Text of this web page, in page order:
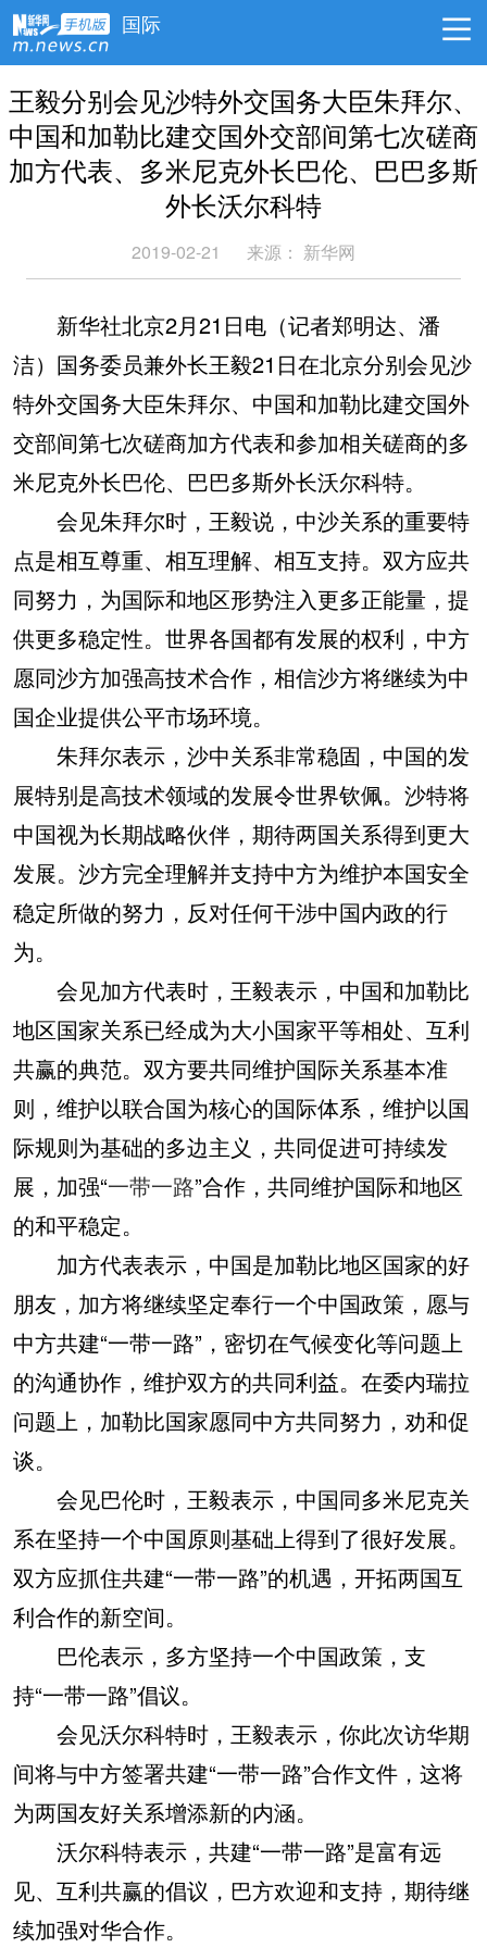
国际
王毅分别会见沙特外交国务大臣朱拜尔、
中国和加勒比建交国外交部间第七次磋商
加方代表、多米尼克外长巴伦、巴巴多斯
外长沃尔科特
2019-02-21 来源： 新华网
新华社北京2月21日电（记者郑明达、潘
洁）国务委员兼外长王毅21日在北京分别会见沙
特外交国务大臣朱拜尔、中国和加勒比建交国外
交部间第七次磋商加方代表和参加相关磋商的多
米尼克外长巴伦、巴巴多斯外长沃尔科特。
会见朱拜尔时，王毅说，中沙关系的重要特
点是相互尊重、相互理解、相互支持。双方应共
同努力，为国际和地区形势注入更多正能量，提
供更多稳定性。世界各国都有发展的权利，中方
愿同沙方加强高技术合作，相信沙方将继续为中
国企业提供公平市场环境。
朱拜尔表示，沙中关系非常稳固，中国的发
展特别是高技术领域的发展令世界钦佩。沙特将
中国视为长期战略伙伴，期待两国关系得到更大
发展。沙方完全理解并支持中方为维护本国安全
稳定所做的努力，反对任何干涉中国内政的行
为。
会见加方代表时，王毅表示，中国和加勒比
地区国家关系已经成为大小国家平等相处、互利
共赢的典范。双方要共同维护国际关系基本准
则，维护以联合国为核心的国际体系，维护以国
际规则为基础的多边主义，共同促进可持续发
展，加强“一带一路”合作，共同维护国际和地区
的和平稳定。
加方代表表示，中国是加勒比地区国家的好
朋友，加方将继续坚定奉行一个中国政策，愿与
中方共建“一带一路”，密切在气候变化等问题上
的沟通协作，维护双方的共同利益。在委内瑞拉
问题上，加勒比国家愿同中方共同努力，劝和促
谈。
会见巴伦时，王毅表示，中国同多米尼克关
系在坚持一个中国原则基础上得到了很好发展。
双方应抓住共建“一带一路”的机遇，开拓两国互
利合作的新空间。
巴伦表示，多方坚持一个中国政策，支
持“一带一路”倡议。
会见沃尔科特时，王毅表示，你此次访华期
间将与中方签署共建“一带一路”合作文件，这将
为两国友好关系增添新的内涵。
沃尔科特表示，共建“一带一路”是富有远
见、互利共赢的倡议，巴方欢迎和支持，期待继
续加强对华合作。